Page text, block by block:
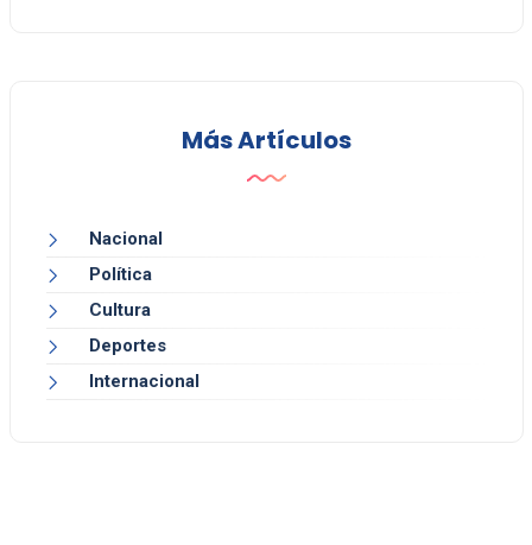
Más Artículos
Nacional
Política
Cultura
Deportes
Internacional